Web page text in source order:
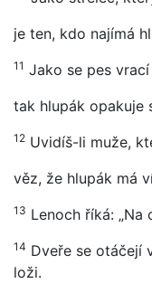
je ten, kdo najímá
11 Jako se pes
tak hlupák opakuje
12 Uvidíš-li muže,
věz, že hlupák má
13 Lenoch říká: „Na
14 Dveře se otáčejí
loži.